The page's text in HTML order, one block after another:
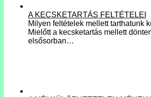
A KECSKETARTÁS FELTÉTELEI
Milyen feltételek mellett tarthatunk
Mielőtt a kecsketartás mellett
elsősorban…